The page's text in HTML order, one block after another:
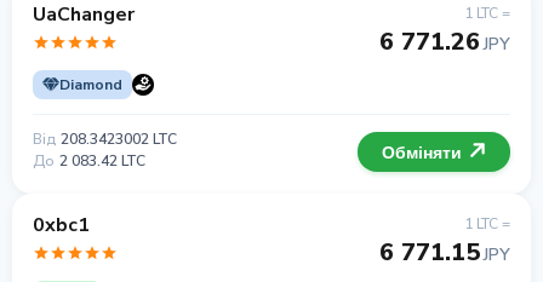
UaChanger
Diamond
1 LTC =
6 771.26 JPY
Від 208.3423002 LTC
До 2 083.42 LTC Обміняти
0xbc1 1 LTC =
6 771.15JPY